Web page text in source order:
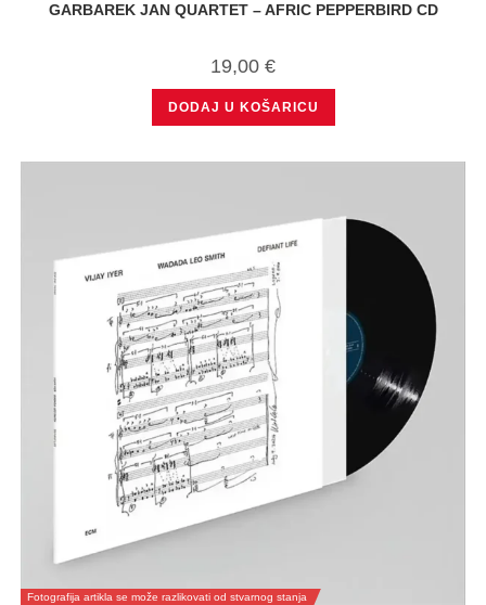
GARBAREK JAN QUARTET – AFRIC PEPPERBIRD CD
19,00 €
DODAJ U KOŠARICU
Fotografija artikla se može razlikovati od stvarnog stanja